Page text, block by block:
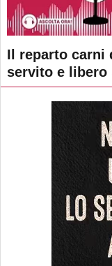
Il reparto carni
servito e libero